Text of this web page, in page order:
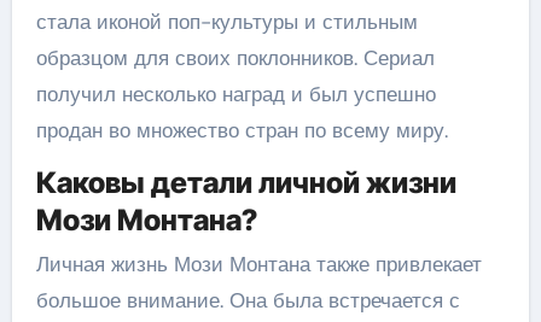
стала иконой поп-культуры и стильным
образцом для своих поклонников. Сериал
получил несколько наград и был успешно
продан во множество стран по всему миру.
Каковы детали личной жизни
Мози Монтана?
Личная жизнь Мози Монтана также привлекает
большое внимание. Она была встречается с